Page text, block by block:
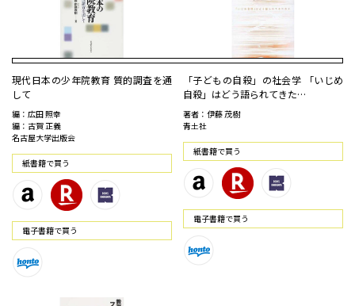
現代日本の少年院教育 質的調査を通
して
編：広田 照幸
編：古賀 正義
名古屋大学出版会
紙書籍で買う
電⼦書籍で買う
「子どもの自殺」の社会学 「いじめ
自殺」はどう語られてきた…
著者：伊藤 茂樹
青土社
紙書籍で買う
電⼦書籍で買う